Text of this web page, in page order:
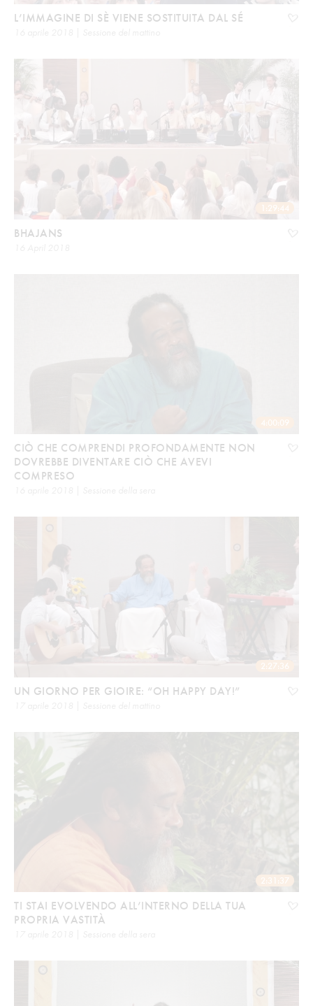
L’IMMAGINE DI SÈ VIENE SOSTITUITA DAL SÉ
1:29:44
BHAJANS
4:00:09
CIÒ CHE COMPRENDI PROFONDAMENTE NON
DOVREBBE DIVENTARE CIÒ CHE AVEVI
COMPRESO
2:27:36
UN GIORNO PER GIOIRE: “OH HAPPY DAY!”
2:31:37
TI STAI EVOLVENDO ALL’INTERNO DELLA TUA
PROPRIA VASTITÀ